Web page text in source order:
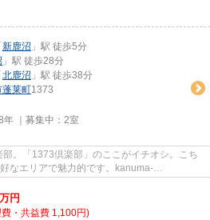
新鹿沼 」駅 徒歩5分
」駅 徒歩28分
北鹿沼 」駅 徒歩38分
蓬莱町1373
｜募集中： 2室
。「1373倶楽部」のここがイチオシ。こち
なエリアで魅力的です。kanuma-
わせもお待...
万円
・共益費 1,100円)